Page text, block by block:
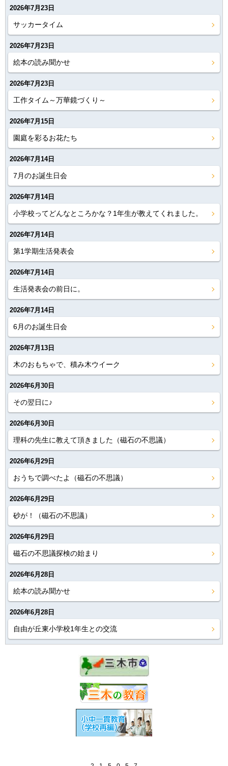
2026年7月23日
サッカータイム
2026年7月23日
絵本の読み聞かせ
2026年7月23日
工作タイム～万華鏡づくり～
2026年7月15日
園庭を彩るお花たち
2026年7月14日
7月のお誕生日会
2026年7月14日
小学校ってどんなところかな？1年生が教えてくれました。
2026年7月14日
第1学期生活発表会
2026年7月14日
生活発表会の前日に。
2026年7月14日
6月のお誕生日会
2026年7月13日
木のおもちゃで、積み木ウイーク
2026年6月30日
その翌日に♪
2026年6月30日
理科の先生に教えて頂きました（磁石の不思議）
2026年6月29日
おうちで調べたよ（磁石の不思議）
2026年6月29日
砂が！（磁石の不思議）
2026年6月29日
磁石の不思議探検の始まり
2026年6月28日
絵本の読み聞かせ
2026年6月28日
自由が丘東小学校1年生との交流